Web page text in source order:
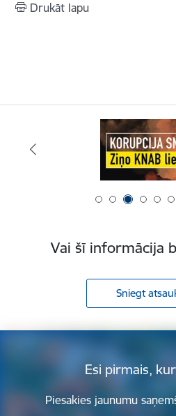
Drukāt lapu
Vai šī informācija
Sniegt
Esi pirmais,
Piesakies jaunumu